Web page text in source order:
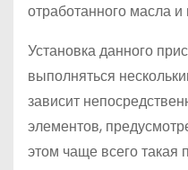
отработанного масла и
Установка данного
выполняться
зависит
элементов,
этом чаще всего такая